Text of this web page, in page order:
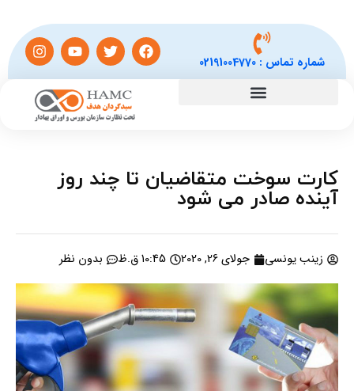
شماره تماس :02191004770
کارت سوخت متقاضیان تا چند روز
آینده صادر می شود
زینب یونسی جولای 26, 2020 10:45 ق.ظ بدون نظر